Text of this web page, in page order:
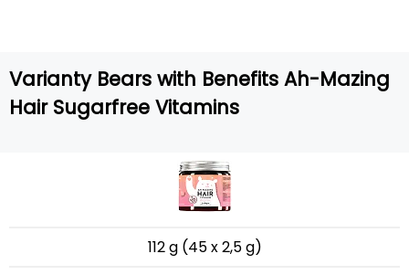
Varianty Bears with Benefits Ah-Mazing
Hair Sugarfree Vitamins
112 g (45 x 2,5 g)